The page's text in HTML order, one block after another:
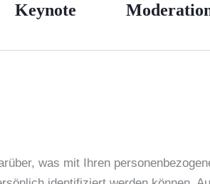
Keynote
was mit Ihren